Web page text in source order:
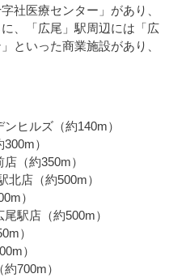
社医療センター」があり、
、「広尾」駅周辺には「広
といった商業施設があり、
ヒルズ（約140m）
）
（約350m）
北店（約500m）
）
駅店（約500m）
）
）
700m）